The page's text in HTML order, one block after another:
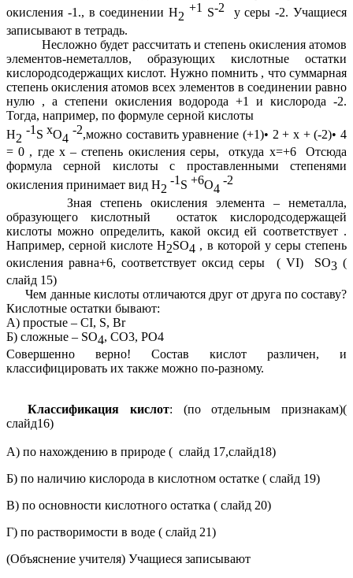
окисления -1., в соединении H2
+1 S-2
у серы -2. Учащиеся
записывают в тетрадь.
Несложно будет рассчитать и степень окисления атомов
элементов-неметаллов, образующих кислотные остатки
кислородсодержащих кислот. Нужно помнить , что суммарная
степень окисления атомов всех элементов в соединении равно
нулю , а степени окисления водорода +1 и кислорода -2.
Тогда, например, по формуле серной кислоты
H2
-1 SхO4
-2,можно составить уравнение (+1)• 2 + х + (-2)• 4
= 0 , где х – степень окисления серы, откуда х=+6 Отсюда
формула серной кислоты с проставленными степенями
окисления принимает вид H2
-1 S +6O4
-2
Зная степень окисления элемента – неметалла,
образующего кислотный остаток кислородсодержащей
кислоты можно определить, какой оксид ей соответствует .
Например, серной кислоте H2SO4 , в которой у серы степень
окисления равна+6, соответствует оксид серы ( VI) SO3 (
слайд 15)
Чем данные кислоты отличаются друг от друга по составу?
Кислотные остатки бывают:
А) простые – CI, S, Br
Б) сложные – SO4, CO3, PO4
Совершенно верно! Состав кислот различен, и
классифицировать их также можно по-разному.
Классификация кислот: (по отдельным признакам)(
слайд16)
А) по нахождению в природе ( слайд 17,слайд18)
Б) по наличию кислорода в кислотном остатке ( слайд 19)
В) по основности кислотного остатка ( слайд 20)
Г) по растворимости в воде ( слайд 21)
(Объяснение учителя) Учащиеся записывают